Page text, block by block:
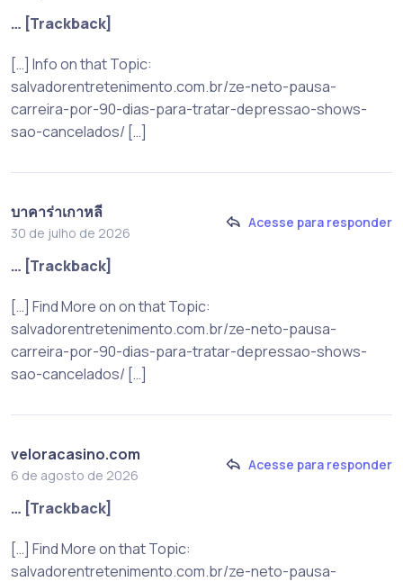
… [Trackback]
[…] Info on that Topic:
salvadorentretenimento.com.br/ze-neto-pausa-
carreira-por-90-dias-para-tratar-depressao-shows-
sao-cancelados/ […]
บาคาร่าเกาหลี
30 de julho de 2026
Acesse para responder
… [Trackback]
[…] Find More on on that Topic:
salvadorentretenimento.com.br/ze-neto-pausa-
carreira-por-90-dias-para-tratar-depressao-shows-
sao-cancelados/ […]
veloracasino.com
6 de agosto de 2026
Acesse para responder
… [Trackback]
[…] Find More on that Topic:
salvadorentretenimento.com.br/ze-neto-pausa-